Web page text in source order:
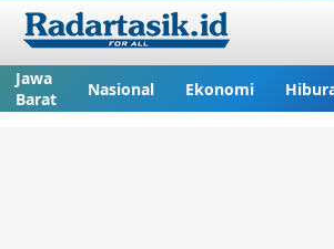
Jawa
Barat
Nasional Ekonomi